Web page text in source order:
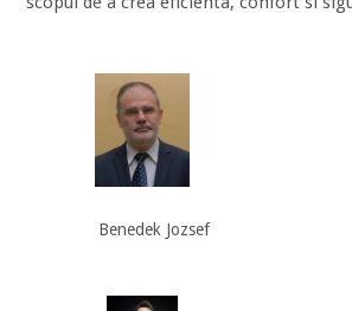
Benedek Jozsef